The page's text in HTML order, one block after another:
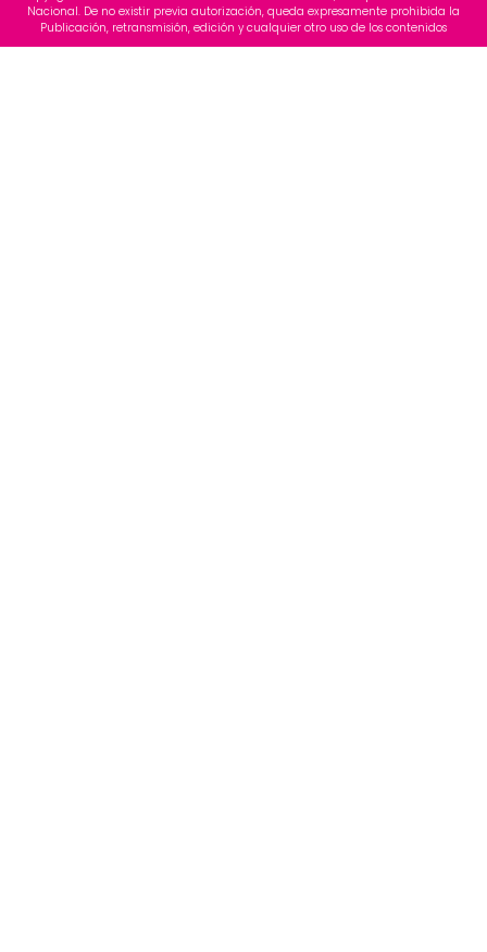
Nacional. De no existir previa autorización, queda expresamente prohibida la
Publicación, retransmisión, edición y cualquier otro uso de los contenidos